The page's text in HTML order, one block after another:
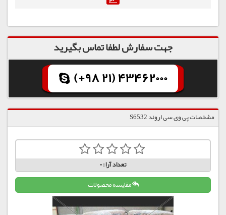
جهت سفارش لطفا تماس بگیرید
(+98 21) 43462000
مشخصات پی وی سی اروند S6532
تعداد آرا:0
مقایسه محصولات